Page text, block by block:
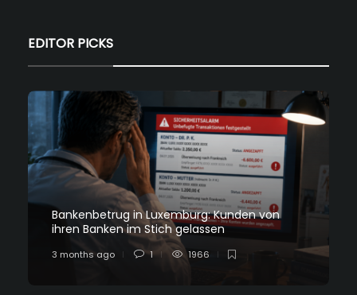
EDITOR PICKS
Bankenbetrug in Luxemburg: Kunden von
ihren Banken im Stich gelassen
3 months ago 1 1966